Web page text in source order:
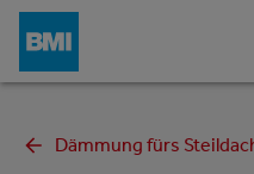
Dämmung fürs